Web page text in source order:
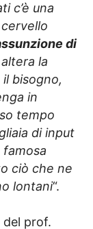
c’è una
di
la
bisogno,
in
tempo
di input
ciò che ne
lontani“.
del prof.